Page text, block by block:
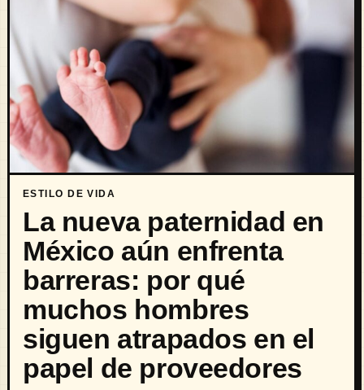
ESTILO DE VIDA
La nueva paternidad en
México aún enfrenta
barreras: por qué
muchos hombres
siguen atrapados en el
papel de proveedores